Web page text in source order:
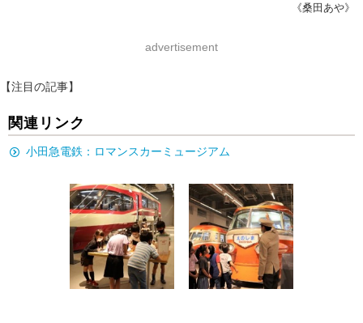
《桑田あや》
advertisement
【注目の記事】
関連リンク
小田急電鉄：ロマンスカーミュージアム